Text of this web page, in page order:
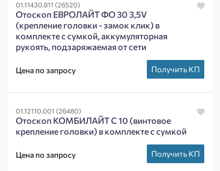
01.11430.811 (26520)
Отоскоп ЕВРОЛАЙТ ФО 30 3,5V
(крепление головки - замок клик) в
комплекте с сумкой, аккумуляторная
рукоять, подзаряжаемая от сети
Цена по запросу Получить КП
01.12110.001 (26480)
Отоскоп КОМБИЛАЙТ C 10 (винтовое
крепление головки) в комплекте с сумкой
Цена по запросу Получить КП